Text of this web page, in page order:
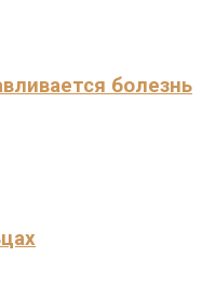
болезнь